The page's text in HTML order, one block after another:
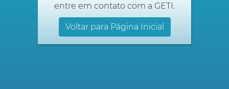
entre em contato com a GETI.
Voltar para Página Inicial